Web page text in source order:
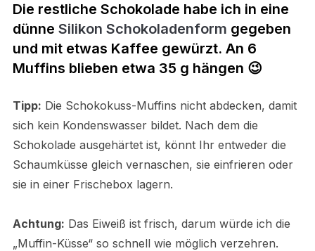
Die restliche Schokolade habe ich in eine
dünne Silikon Schokoladenform gegeben
und mit etwas Kaffee gewürzt. An 6
Muffins blieben etwa 35 g hängen 😉
Tipp: Die Schokokuss-Muffins nicht abdecken, damit
sich kein Kondenswasser bildet. Nach dem die
Schokolade ausgehärtet ist, könnt Ihr entweder die
Schaumküsse gleich vernaschen, sie einfrieren oder
sie in einer Frischebox lagern.
Achtung: Das Eiweiß ist frisch, darum würde ich die
„Muffin-Küsse“ so schnell wie möglich verzehren.